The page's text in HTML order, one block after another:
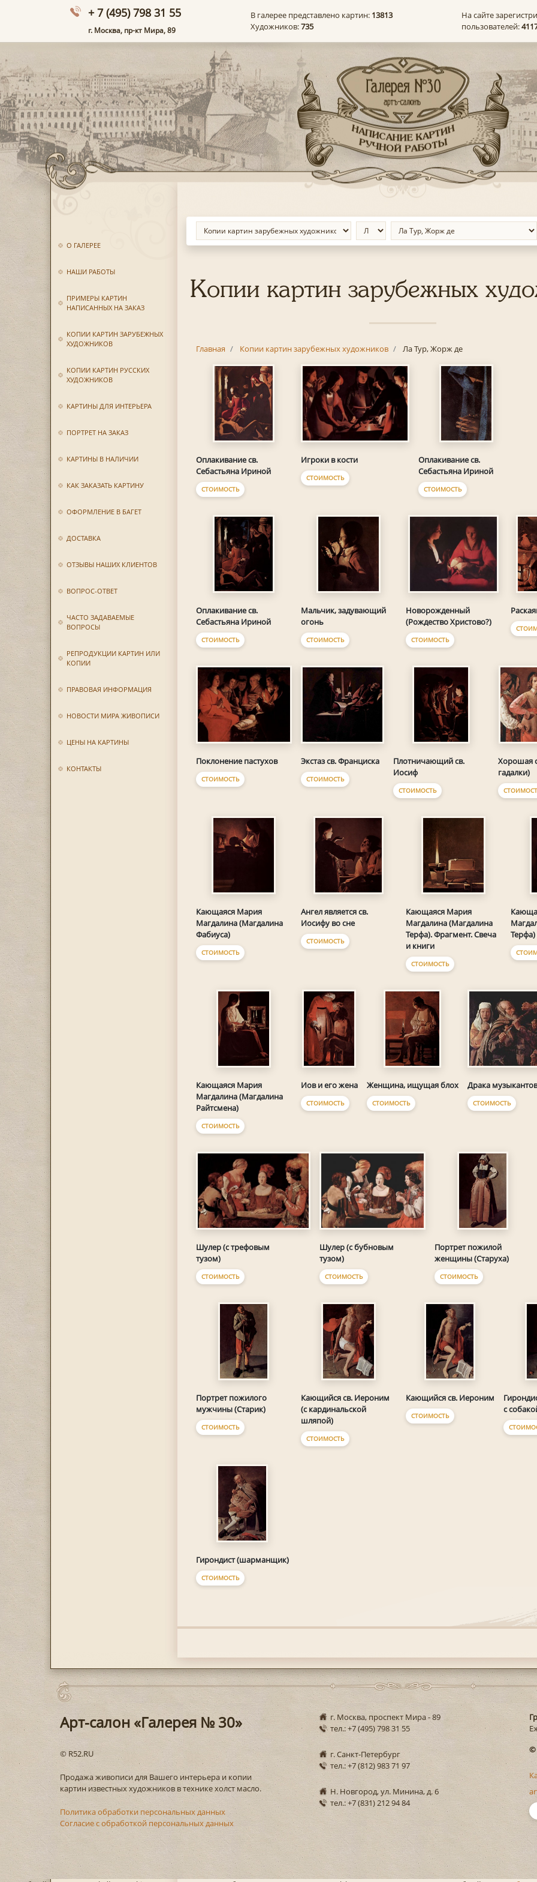
+ 7 (495) 798 31 55
г. Москва, пр-кт Мира, 89
В галерее представлено картин: 13813
Художников:735
На сайте
пользователей:
О ГАЛЕРЕЕ
НАШИ РАБОТЫ
ПРИМЕРЫ КАРТИН
НАПИСАННЫХ НА ЗАКАЗ
КОПИИ КАРТИН ЗАРУБЕЖНЫХ
ХУДОЖНИКОВ
КОПИИ КАРТИН РУССКИХ
ХУДОЖНИКОВ
КАРТИНЫ ДЛЯ ИНТЕРЬЕРА
ПОРТРЕТ НА ЗАКАЗ
КАРТИНЫ В НАЛИЧИИ
КАК ЗАКАЗАТЬ КАРТИНУ
ОФОРМЛЕНИЕ В БАГЕТ
ДОСТАВКА
ОТЗЫВЫ НАШИХ КЛИЕНТОВ
ВОПРОС-ОТВЕТ
ЧАСТО ЗАДАВАЕМЫЕ
ВОПРОСЫ
РЕПРОДУКЦИИ КАРТИН ИЛИ
КОПИИ
ПРАВОВАЯ ИНФОРМАЦИЯ
НОВОСТИ МИРА ЖИВОПИСИ
ЦЕНЫ НА КАРТИНЫ
КОНТАКТЫ
Копии картин зарубежных
Главная Копии картин зарубежных художников Ла Тур, Жорж де
Оплакивание св.
Себастьяна Ириной
СТОИМОСТЬ
Игроки в кости
СТОИМОСТЬ
Оплакивание св.
Себастьяна Ириной
СТОИМОСТЬ
Оплакивание св.
Себастьяна Ириной
СТОИМОСТЬ
Мальчик, задувающий
огонь
СТОИМОСТЬ
Новорожденный
(Рождество Христово?)
СТОИМОСТЬ
Поклонение пастухов
СТОИМОСТЬ
Экстаз св. Франциска
СТОИМОСТЬ
Плотничающий св.
Иосиф
СТОИМОСТЬ
Хорошая
гадалки)
Кающаяся Мария
Магдалина (Магдалина
Фабиуса)
СТОИМОСТЬ
Ангел является св.
Иосифу во сне
СТОИМОСТЬ
Кающаяся Мария
Магдалина (Магдалина
Терфа). Фрагмент. Свеча
и книги
СТОИМОСТЬ
Терфа)
Кающаяся Мария
Магдалина (Магдалина
Райтсмена)
СТОИМОСТЬ
Иов и его жена
СТОИМОСТЬ
Женщина, ищущая блох
СТОИМОСТЬ
Драка музыкантов
СТОИМОСТЬ
Шулер (с трефовым
тузом)
СТОИМОСТЬ
Шулер (с бубновым
тузом)
СТОИМОСТЬ
Портрет пожилой
женщины (Старуха)
СТОИМОСТЬ
Портрет пожилого
мужчины (Старик)
СТОИМОСТЬ
Кающийся св. Иероним
(с кардинальской
шляпой)
СТОИМОСТЬ
Кающийся св. Иероним
СТОИМОСТЬ
с
Гирондист (шарманщик)
СТОИМОСТЬ
Арт-салон «Галерея № 30»
© R52.RU
Продажа живописи для Вашего интерьера и копии
картин известных художников в технике холст масло.
Политика обработки персональных данных
Согласие с обработкой персональных данных
г. Москва, проспект Мира - 89
тел.: +7 (495) 798 31 55
г. Санкт-Петербург
тел.: +7 (812) 983 71 97
Н. Новгород, ул. Минина, д. 6
тел.: +7 (831) 212 94 84
©